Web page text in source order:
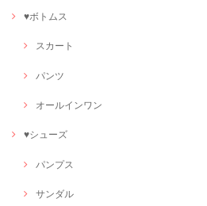
♥ボトムス
スカート
パンツ
オールインワン
♥シューズ
パンプス
サンダル